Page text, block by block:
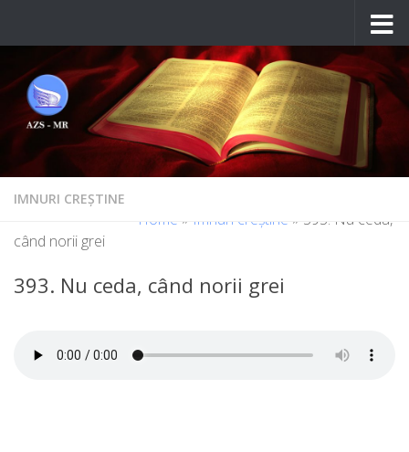
IMNURI CREȘTINE
Home » Imnuri creștine » 393. Nu ceda,
când norii grei
393. Nu ceda, când norii grei